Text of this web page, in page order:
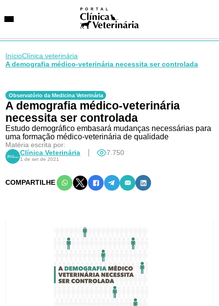
Entidades
VetAgenda
Especialidades
InícioClínica veterinária
A demografia médico-veterinária necessita ser controlada
Observatório da Medicina Veterinária
A demografia médico-veterinária
necessita ser controlada
Estudo demográfico embasará mudanças necessárias para
uma formação médico-veterinária de qualidade
Matéria escrita por:
Clínica Veterinária
1 de set de 2021
7.750
COMPARTILHE